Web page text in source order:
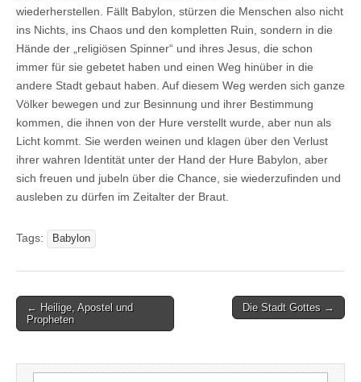
wiederherstellen. Fällt Babylon, stürzen die Menschen also nicht
ins Nichts, ins Chaos und den kompletten Ruin, sondern in die
Hände der „religiösen Spinner“ und ihres Jesus, die schon
immer für sie gebetet haben und einen Weg hinüber in die
andere Stadt gebaut haben. Auf diesem Weg werden sich ganze
Völker bewegen und zur Besinnung und ihrer Bestimmung
kommen, die ihnen von der Hure verstellt wurde, aber nun als
Licht kommt. Sie werden weinen und klagen über den Verlust
ihrer wahren Identität unter der Hand der Hure Babylon, aber
sich freuen und jubeln über die Chance, sie wiederzufinden und
ausleben zu dürfen im Zeitalter der Braut.
Tags: Babylon
Post
navigation
← Heilige, Apostel und
Propheten
Die Stadt Gottes →